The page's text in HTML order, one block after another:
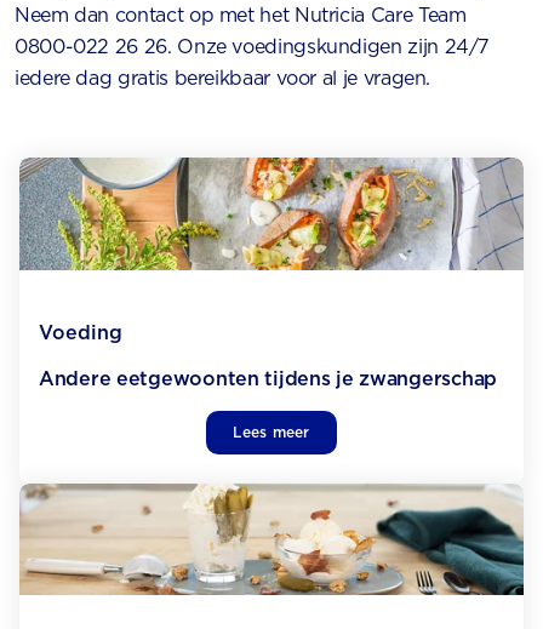
Neem dan contact op met het Nutricia Care Team
0800-022 26 26. Onze voedingskundigen zijn 24/7
iedere dag gratis bereikbaar voor al je vragen.
Voeding
Andere eetgewoonten tijdens je zwangerschap
Lees meer